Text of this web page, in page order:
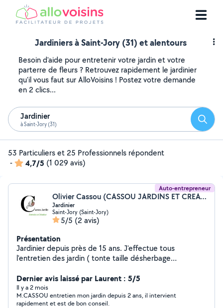
Jardiniers à Saint-Jory (31) et alentours
Besoin d'aide pour entretenir votre jardin et votre
parterre de fleurs ? Retrouvez rapidement le jardinier
qu'il vous faut sur AlloVoisins ! Postez votre demande
en 2 clics...
Jardinier
à Saint-Jory (31)
53 Particuliers et 25 Professionnels répondent
-
4,7/5 (1 029 avis)
Auto-entrepreneur
Olivier Cassou (CASSOU JARDINS ET CREATIONS)
Jardinier
Saint-Jory (Saint-Jory)
5/5 (2 avis)
Présentation
Jardinier depuis près de 15 ans. J'effectue tous
l'entretien des jardin ( tonte taille désherbage
plantations, pose de bâche géotextile. Etc...
Dernier avis laissé par Laurent : 5/5
Il y a 2 mois
M.CASSOU entretien mon jardin depuis 2 ans, il intervient
rapidement et est de bon conseil.